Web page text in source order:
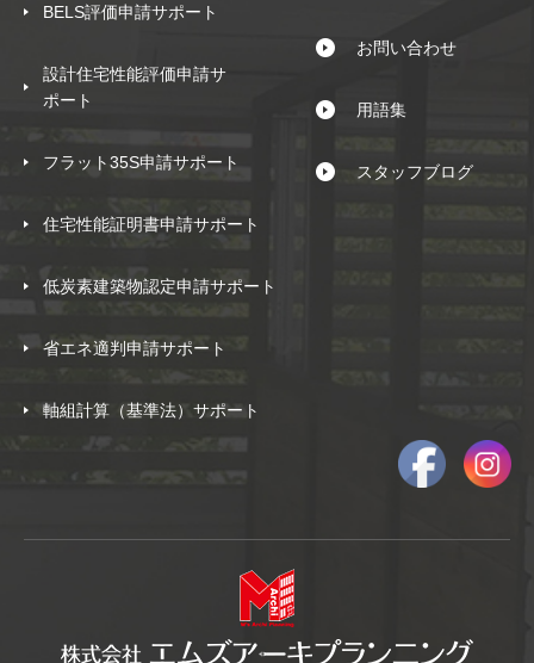
BELS評価申請サポート
設計住宅性能評価申請サ
ポート
フラット35S申請サポート
住宅性能証明書申請サポート
低炭素建築物認定申請サポート
省エネ適判申請サポート
軸組計算（基準法）サポート
お問い合わせ
用語集
スタッフブログ